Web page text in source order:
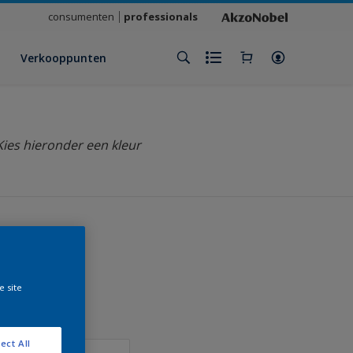
consumenten professionals
Verkooppunten
hieronder een kleur
site
All